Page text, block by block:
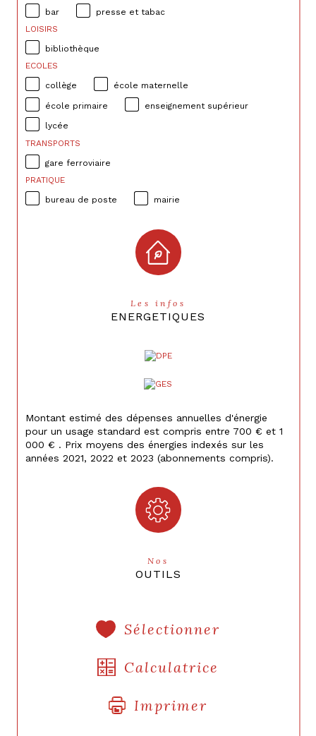
Les infos
ENERGETIQUES
Montant estimé des dépenses annuelles d'énergie
pour un usage standard est compris entre 700 € et 1
000 € . Prix moyens des énergies indexés sur les
années 2021, 2022 et 2023 (abonnements compris).
Nos
OUTILS
Sélectionner
Calculatrice
Imprimer
bar
presse et tabac
LOISIRS
bibliothèque
ECOLES
collège
école maternelle
école primaire enseignement supérieur
lycée
TRANSPORTS
gare ferroviaire
PRATIQUE
bureau de poste
mairie